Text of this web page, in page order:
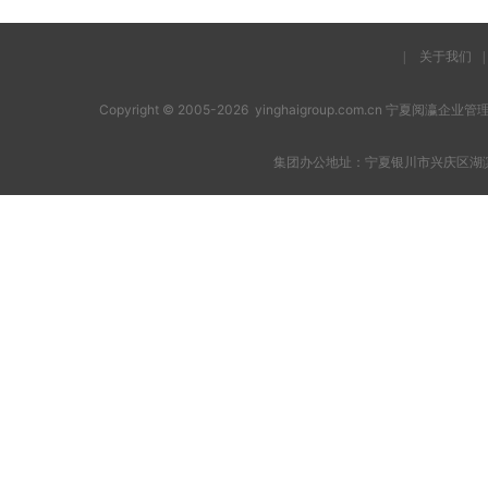
关于我们
Copyright © 2005-2026 yinghaigroup.com.cn 宁夏阅瀛企业管
集团办公地址：宁夏银川市兴庆区